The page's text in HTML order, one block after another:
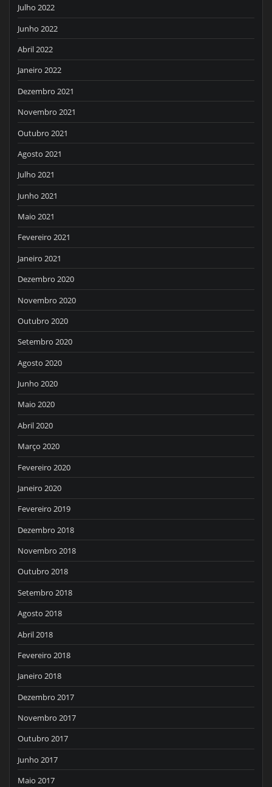
Julho 2022
Junho 2022
Abril 2022
Janeiro 2022
Dezembro 2021
Novembro 2021
Outubro 2021
Agosto 2021
Julho 2021
Junho 2021
Maio 2021
Fevereiro 2021
Janeiro 2021
Dezembro 2020
Novembro 2020
Outubro 2020
Setembro 2020
Agosto 2020
Junho 2020
Maio 2020
Abril 2020
Março 2020
Fevereiro 2020
Janeiro 2020
Fevereiro 2019
Dezembro 2018
Novembro 2018
Outubro 2018
Setembro 2018
Agosto 2018
Abril 2018
Fevereiro 2018
Janeiro 2018
Dezembro 2017
Novembro 2017
Outubro 2017
Junho 2017
Maio 2017